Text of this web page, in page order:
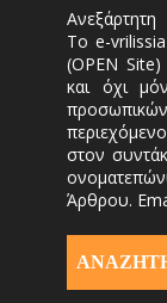
Το e-vrilissia
(OPEN
και όχι
στον
Άρθρου.